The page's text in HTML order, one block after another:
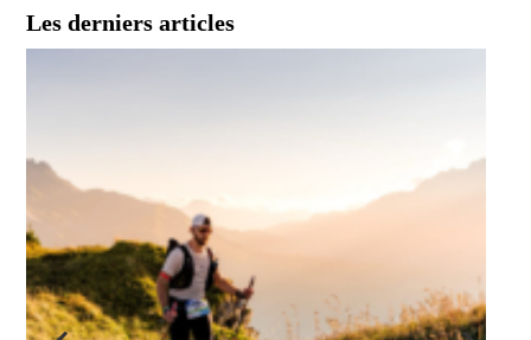
Les derniers articles